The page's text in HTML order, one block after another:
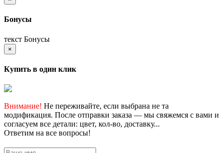
Бонусы
текст Бонусы
×
Купить в один клик
Внимание! Не переживайте, если выбрана не та
модификация. После отправки заказа — мы свяжемся с вами и
согласуем все детали: цвет, кол-во, доставку...
Ответим на все вопросы!